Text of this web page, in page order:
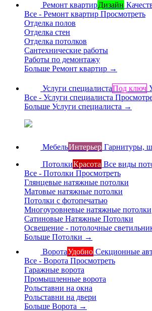
Ремонт квартирДизайн
Все - Ремонт квартир Просмотреть
Отделка полов
Отделка стен
Отделка потолков
Сантехнические работы
Работы по демонтажу
Больше Ремонт квартир →
Услуги специалистаПод ключ
Все - Услуги специалиста
Больше Услуги специалиста →
МебельИнтерьер Гарнитуры,
ПотолкиКрасота Все виды
Все - Потолки Просмотреть
Глянцевые натяжные потолки
Матовые натяжные потолки
Потолки с фотопечатью
Многоуровневые натяжные потолки
Сатиновые Натяжные Потолки
Освещение - потолочные
Больше Потолки →
ВоротаУдобно Секционные
Все - Ворота Просмотреть
Гаражные ворота
Промышленные ворота
Рольставни на окна
Рольставни на двери
Больше Ворота →